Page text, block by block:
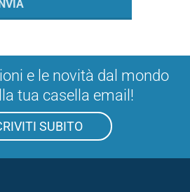
e le novità dal mondo
tua casella email!
SUBITO